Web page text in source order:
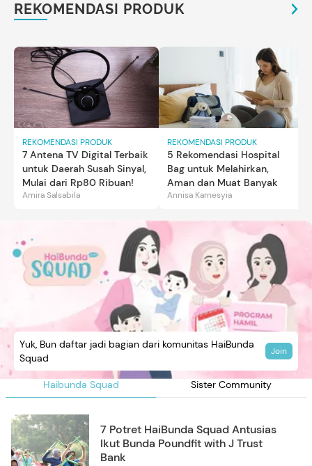
REKOMENDASI PRODUK
REKOMENDASI PRODUK
7 Antena TV Digital Terbaik
untuk Daerah Susah Sinyal,
Mulai dari Rp80 Ribuan!
Amira Salsabila
REKOMENDASI PRODUK
5 Rekomendasi Hospital
Bag untuk Melahirkan,
Aman dan Muat Banyak
Annisa Karnesyia
Haibunda Squad Sister Community
Yuk, Bun daftar jadi bagian dari komunitas HaiBunda
Squad
Join
7 Potret HaiBunda Squad Antusias
Ikut Bunda Poundfit with J Trust
Bank